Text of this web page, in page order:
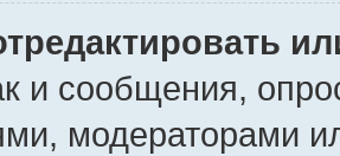
и сообщения,
модераторами